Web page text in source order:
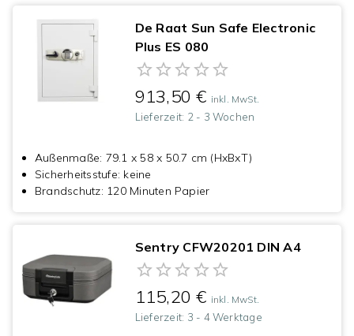
De Raat Sun Safe Electronic
Plus ES 080
913,50 € inkl. MwSt.
Lieferzeit: 2 - 3 Wochen
Außenmaße: 79.1 x 58 x 50.7 cm (HxBxT)
Sicherheitsstufe: keine
Brandschutz: 120 Minuten Papier
Sentry CFW20201 DIN A4
115,20 € inkl. MwSt.
Lieferzeit: 3 - 4 Werktage